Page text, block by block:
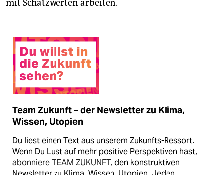
mit Schätzwerten arbeiten.
Team Zukunft – der Newsletter zu Klima,
Wissen, Utopien
Du liest einen Text aus unserem Zukunfts-Ressort.
Wenn Du Lust auf mehr positive Perspektiven hast,
abonniere TEAM ZUKUNFT, den konstruktiven